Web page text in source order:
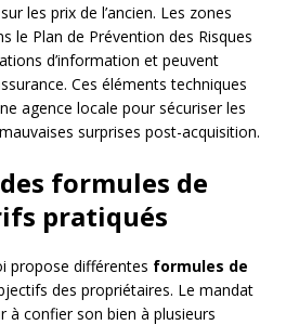
les prix de l’ancien. Les zones
le Plan de Prévention des Risques
d’information et peuvent
Ces éléments techniques
agence locale pour sécuriser les
surprises post-acquisition.
formules de
pratiqués
propose différentes formules de
des propriétaires. Le mandat
à confier son bien à plusieurs